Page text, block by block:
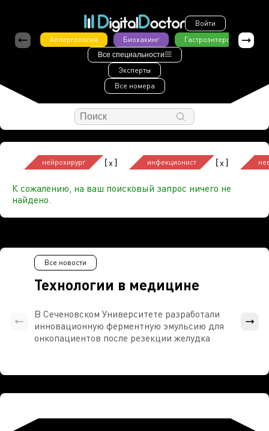
Войти
Аллергология
Биохакинг Гастроэнтерология
Все специальности
Эксперты
Все номера
нейрохирург [x] инфекционист [x]
К сожалению, на ваш поисковый запрос ничего не
найдено.
Технологии в медицине
Все новости
В Сеченовском Университете разработали
инновационную ферментную эмульсию для
онкопациентов после резекции желудка